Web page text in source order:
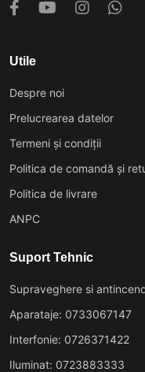
Utile
Despre noi
Prelucrearea datelor
Termeni și condiții
Politica de comandă și
Politica de livrare
ANPC
Suport Tehnic
Supraveghere si
Aparataje: 0733067147
Interfonie: 0726371422
Iluminat: 0723883333